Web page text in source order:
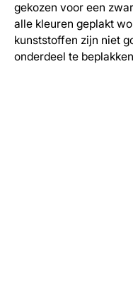
gekozen voor een
alle kleuren geplakt
kunststoffen zijn niet
onderdeel te